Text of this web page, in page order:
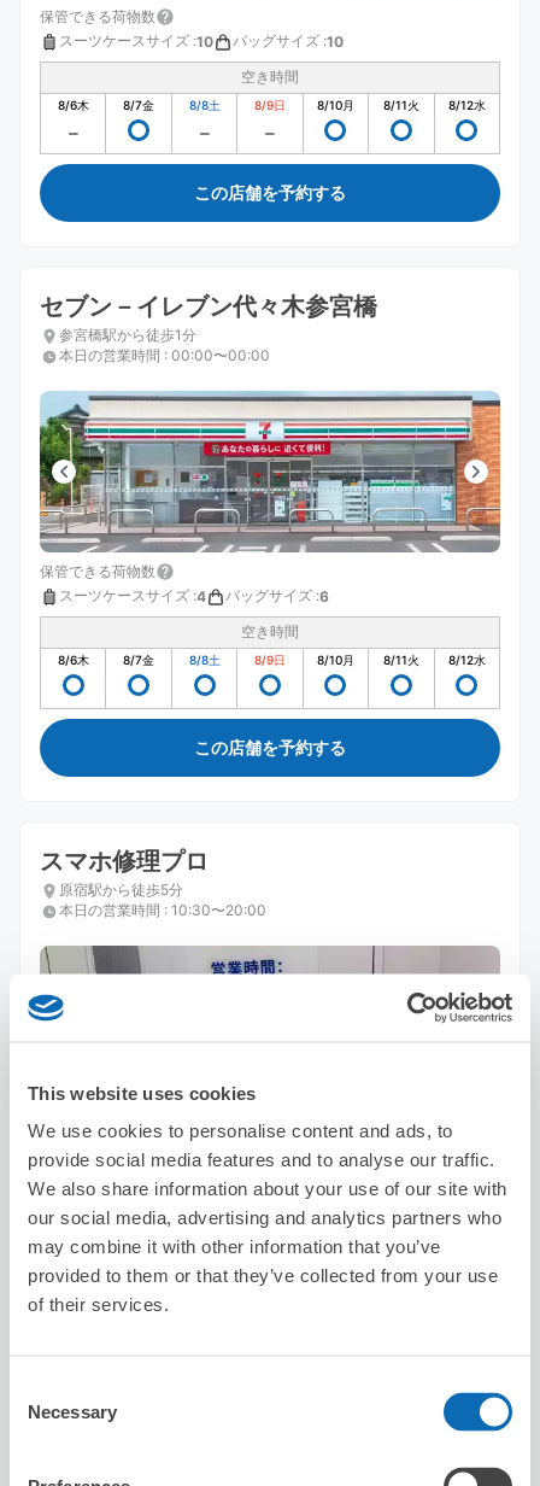
This website uses cookies
We use cookies to personalise content and ads, to
provide social media features and to analyse our traffic.
We also share information about your use of our site with
our social media, advertising and analytics partners who
may combine it with other information that you’ve
provided to them or that they’ve collected from your use
of their services.
Selection
Necessary
保管できる荷物数
スーツケースサイズ :10 バッグサイズ :10
空き時間
8/6木 8/7金 8/8土 8/9日 8/10月 8/11火 8/12水
この店舗を予約する
セブン－イレブン代々木参宮橋
参宮橋駅から徒歩1分
本日の営業時間 : 00:00〜00:00
保管できる荷物数
スーツケースサイズ :4 バッグサイズ :6
空き時間
8/6木 8/7金 8/8土 8/9日 8/10月 8/11火 8/12水
この店舗を予約する
スマホ修理プロ
原宿駅から徒歩5分
本日の営業時間 : 10:30〜20:00
保管できる荷物数
スーツケースサイズ: 10 バッグサイズ:
空き時間
8/6木 8/7金 8/8土 8/9 日 8/10月 8/11火 8/12水
iPhone修理のクイック原宿・表参道店